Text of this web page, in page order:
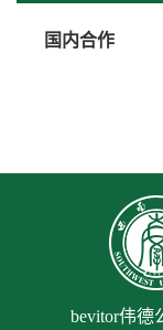
国内合作
bevitor伟德